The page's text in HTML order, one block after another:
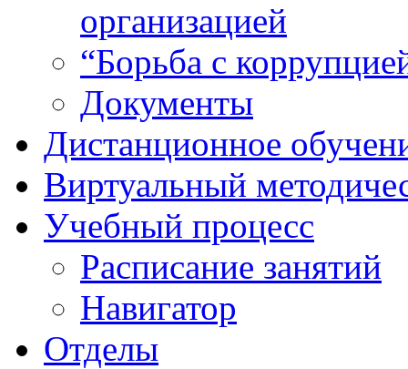
организацией
“Борьба с
Документы
Дистанционное
Виртуальный
Учебный процесс
Расписание занятий
Навигатор
Отделы